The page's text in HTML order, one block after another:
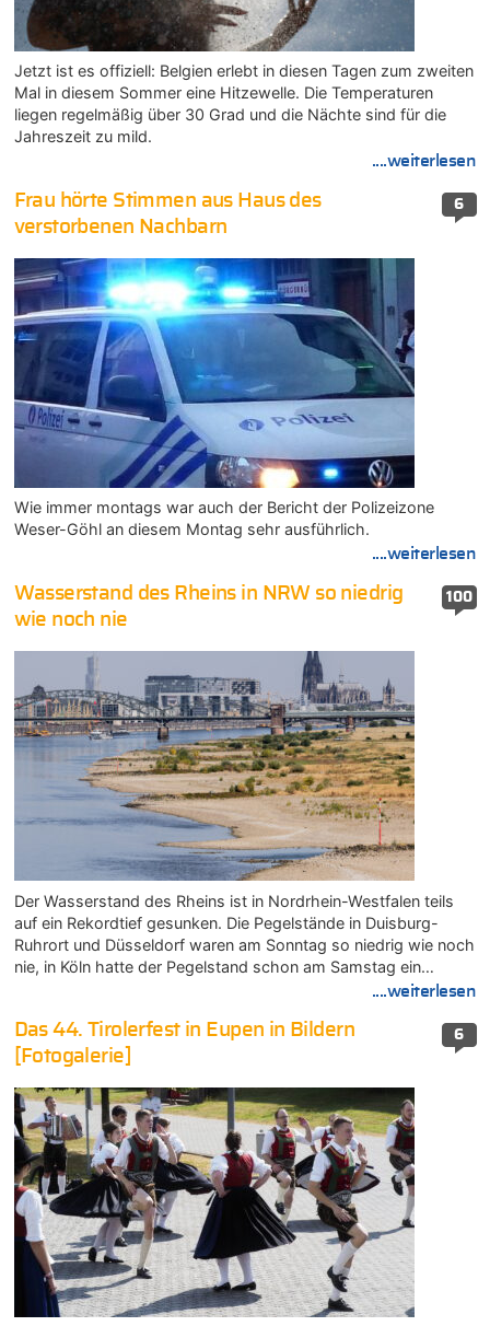
Jetzt ist es offiziell: Belgien erlebt in diesen Tagen zum zweiten
Mal in diesem Sommer eine Hitzewelle. Die Temperaturen
liegen regelmäßig über 30 Grad und die Nächte sind für die
Jahreszeit zu mild.
....weiterlesen
6
Frau hörte Stimmen aus Haus des
verstorbenen Nachbarn
Wie immer montags war auch der Bericht der Polizeizone
Weser-Göhl an diesem Montag sehr ausführlich.
....weiterlesen
100
Wasserstand des Rheins in NRW so niedrig
wie noch nie
Der Wasserstand des Rheins ist in Nordrhein-Westfalen teils
auf ein Rekordtief gesunken. Die Pegelstände in Duisburg-
Ruhrort und Düsseldorf waren am Sonntag so niedrig wie noch
nie, in Köln hatte der Pegelstand schon am Samstag ein…
....weiterlesen
6
Das 44. Tirolerfest in Eupen in Bildern
[Fotogalerie]